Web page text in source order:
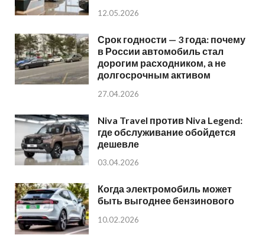
12.05.2026
Срок годности — 3 года: почему
в России автомобиль стал
дорогим расходником, а не
долгосрочным активом
27.04.2026
Niva Travel против Niva Legend:
где обслуживание обойдется
дешевле
03.04.2026
Когда электромобиль может
быть выгоднее бензинового
10.02.2026